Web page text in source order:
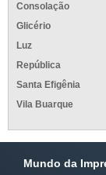
Consolação
Glicério
Luz
República
Santa Efigênia
Vila Buarque
Mundo da